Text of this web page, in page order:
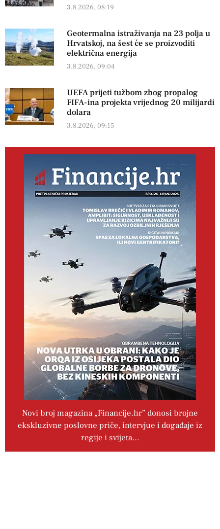
3.8.2026, 08:19
Geotermalna istraživanja na 23 polja u
Hrvatskoj, na šest će se proizvoditi
električna energija
3.8.2026, 09:04
UEFA prijeti tužbom zbog propalog
FIFA-ina projekta vrijednog 20 milijardi
dolara
3.8.2026, 09:15
Novi broj magazina „Financije.hr” donosi brojne
ekskluzivne poslovne priče, intervjue i događaje iz
regije i svijeta…